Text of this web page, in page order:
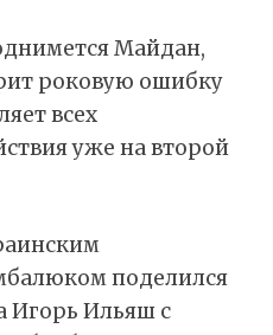
Майдан,
роковую ошибку
всех
уже на второй
поделился
Игорь Ильяш с